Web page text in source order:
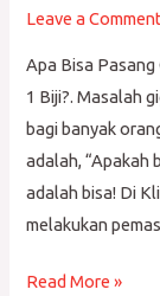
Leave a Comment
Apa Bisa
1 Biji?. Masalah
bagi banyak
adalah, “Apakah
adalah bisa! Di
melakukan
Read More »